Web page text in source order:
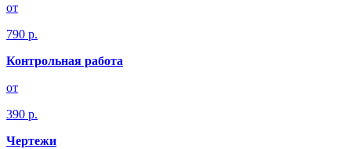
от
790 р.
Контрольная работа
от
390 р.
Чертежи